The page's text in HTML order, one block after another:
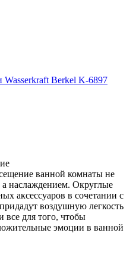
ванной комнаты не
наслаждением. Округлые
аксессуаров в сочетании с
воздушную легкость
для того, чтобы
эмоции в ванной